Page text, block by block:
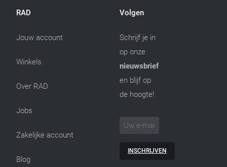
RAD
Jouw account
Winkels
Over RAD
Jobs
Zakelijke account
Blog
Volgen
Schrijf je in
op onze
nieuwsbrief
en blijf op
de hoogte!
INSCHRIJVEN